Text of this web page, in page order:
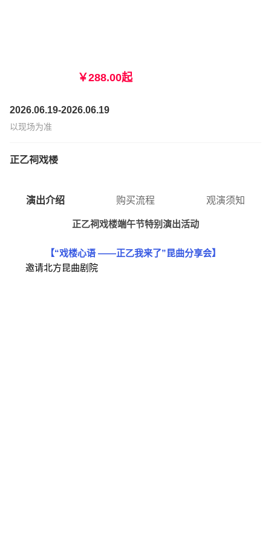
￥288.00起
2026.06.19-2026.06.19
以现场为准
正乙祠戏楼
演出介绍 购买流程 观演须知
正乙祠戏楼端午节特别演出活动
【“戏楼心语 ——正乙我来了”昆曲分享会】
邀请北方昆曲剧院